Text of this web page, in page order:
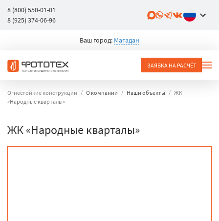
8 (800) 550-01-01
8 (925) 374-06-96
Ваш город: Магадан
ЗАЯВКА НА РАСЧЁТ
Огнестойкие конструкции О компании Наши объекты
ЖК
«Народные кварталы»
ЖК «Народные кварталы»